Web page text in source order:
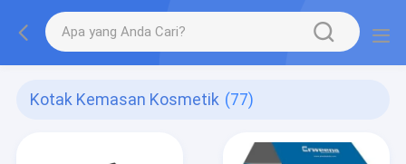
Kotak Kemasan Kosmetik (77)